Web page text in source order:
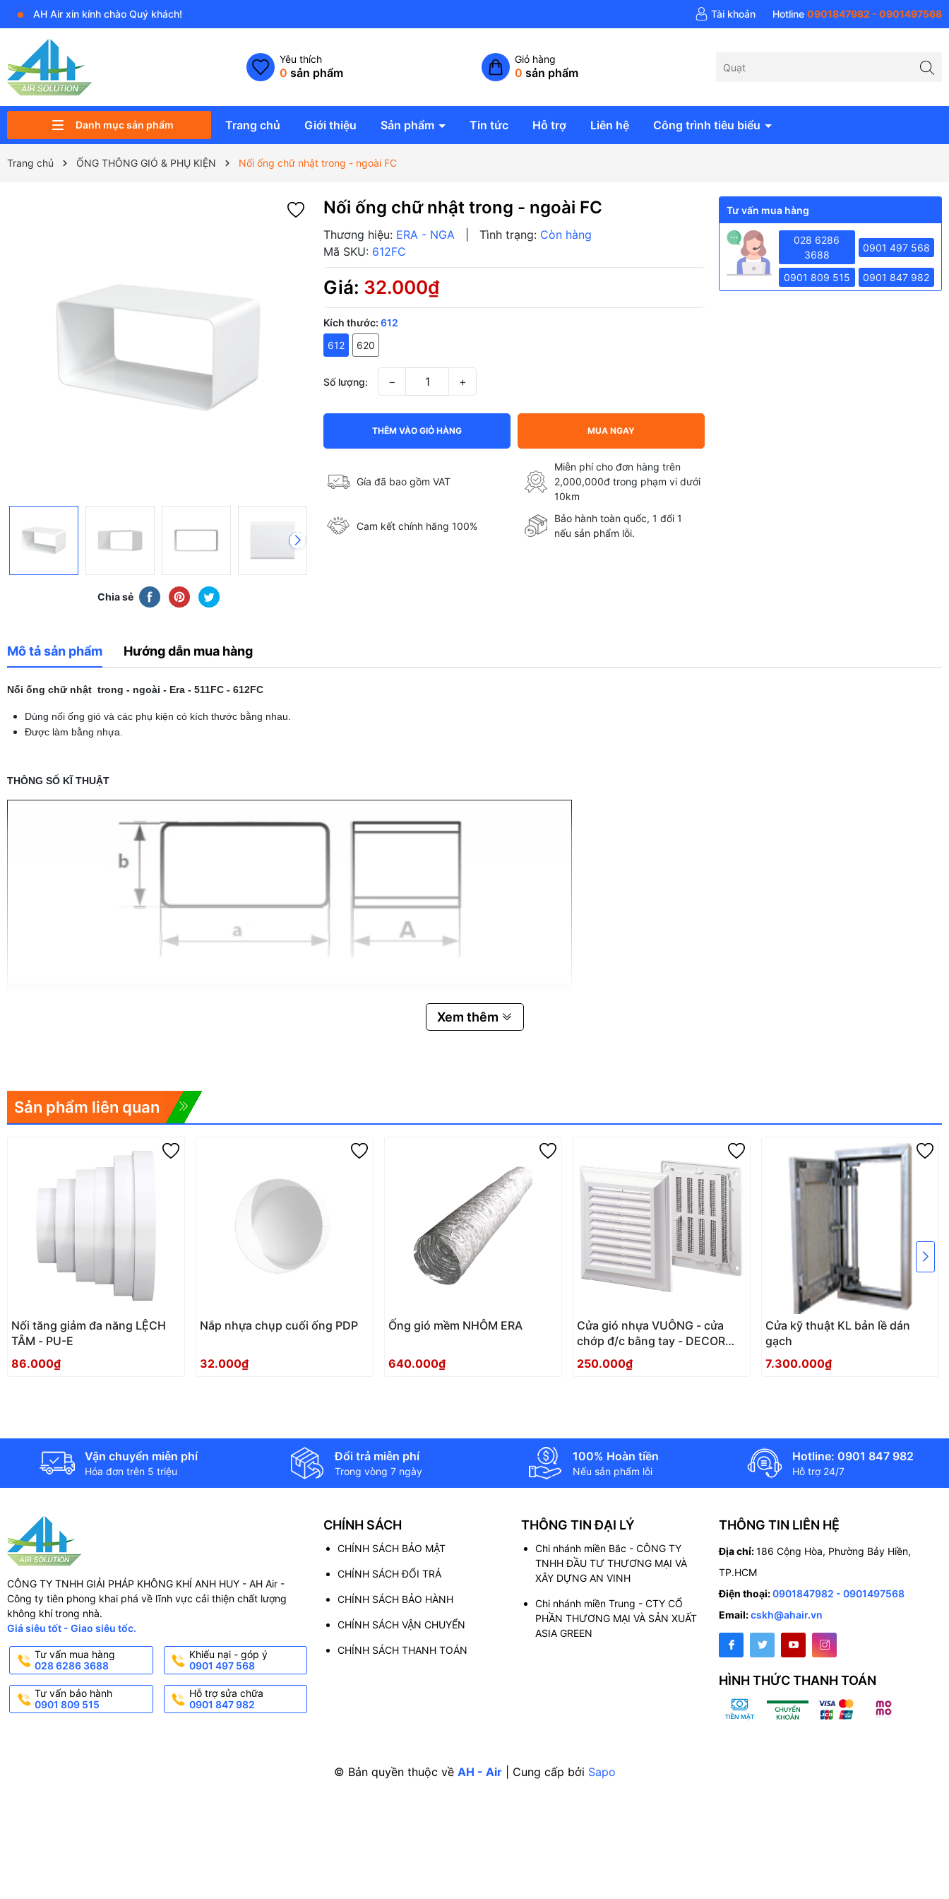
AH Air xin kính chào Quý khách! Công ty TNHH giải pháp không khí Anh Huy - AH Air
Tài khoản Hotline 0901847982 - 0901497568
Yêu thích
0 sản phẩm
Giỏ hàng
0 sản phẩm
Danh mục sản phẩm Trang chủ Giới thiệu Sản phẩm Tin tức Hỗ trợ Liên hệ Công trình tiêu biểu
Trang chủ ỐNG THÔNG GIÓ & PHỤ KIỆN Nối ống chữ nhật trong - ngoài FC
Chia sẻ
Nối ống chữ nhật trong - ngoài FC
Thương hiệu: ERA - NGA Tình trạng: Còn hàng
Mã SKU: 612FC
Giá: 32.000₫
Kích thước: 612
612
620
Số lượng: − +
THÊM VÀO GIỎ HÀNG MUA NGAY
Gía đã bao gồm VAT
Miễn phí cho đơn hàng trên
2,000,000đ trong phạm vi dưới
10km
Cam kết chính hãng 100%
Bảo hành toàn quốc, 1 đổi 1
nếu sản phẩm lỗi.
Tư vấn mua hàng
028 6286
3688
0901 497 568
0901 809 515 0901 847 982
Mô tả sản phẩm Hướng dẫn mua hàng
Nối ống chữ nhật trong - ngoài - Era - 511FC - 612FC
Dùng nối ống gió và các phụ kiện có kích thước bằng nhau.
Được làm bằng nhựa.
THÔNG SỐ KĨ THUẬT
Xem thêm
Sản phẩm liên quan
Nối tăng giảm đa năng LỆCH
TÂM - PU-E
86.000₫
Nắp nhựa chụp cuối ống PDP
32.000₫
Ống gió mềm NHÔM ERA
640.000₫
Cửa gió nhựa VUÔNG - cửa
chớp đ/c bằng tay - DECOR
180х180BRs
250.000₫
Cửa kỹ thuật KL bản lề dán
gạch
7.300.000₫
Vận chuyển miễn phí
Hóa đơn trên 5 triệu
Đổi trả miễn phí
Trong vòng 7 ngày
100% Hoàn tiền
Nếu sản phẩm lỗi
Hotline: 0901 847 982
Hỗ trợ 24/7
CÔNG TY TNHH GIẢI PHÁP KHÔNG KHÍ ANH HUY - AH Air -
Công ty tiên phong khai phá về lĩnh vực cải thiện chất lượng
không khí trong nhà.
Giá siêu tốt - Giao siêu tốc.
Tư vấn mua hàng
028 6286 3688
Khiếu nại - góp ý
0901 497 568
Tư vấn bảo hành
0901 809 515
Hỗ trợ sửa chữa
0901 847 982
CHÍNH SÁCH
CHÍNH SÁCH BẢO MẬT
CHÍNH SÁCH ĐỔI TRẢ
CHÍNH SÁCH BẢO HÀNH
CHÍNH SÁCH VẬN CHUYỂN
CHÍNH SÁCH THANH TOÁN
THÔNG TIN ĐẠI LÝ
Chi nhánh miền Bắc - CÔNG TY
TNHH ĐẦU TƯ THƯƠNG MẠI VÀ
XÂY DỰNG AN VINH
Chi nhánh miền Trung - CTY CỔ
PHẦN THƯƠNG MẠI VÀ SẢN XUẤT
ASIA GREEN
THÔNG TIN LIÊN HỆ
Địa chỉ:186 Cộng Hòa, Phường Bảy Hiền,
TP.HCM
Điện thoại:0901847982 - 0901497568
Email:cskh@ahair.vn
HÌNH THỨC THANH TOÁN
© Bản quyền thuộc về AH - Air Cung cấp bởi Sapo